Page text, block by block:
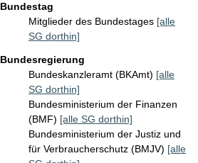
Bundestag
Mitglieder des Bundestages [alle
SG dorthin]
Bundesregierung
Bundeskanzleramt (BKAmt) [alle
SG dorthin]
Bundesministerium der Finanzen
(BMF) [alle SG dorthin]
Bundesministerium der Justiz und
für Verbraucherschutz (BMJV) [alle